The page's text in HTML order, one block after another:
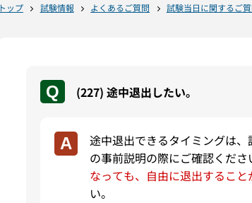
トップ 試験情報 よくあるご質問 試験当日に関するご
(227) 途中退出したい。
途中退出できるタイミングは
の事前説明の際にご確認くださ
なっても、自由に退出すること
い。